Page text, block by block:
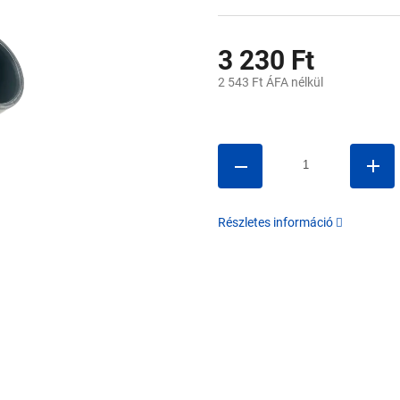
3 230 Ft
2 543 Ft ÁFA nélkül
Részletes információ